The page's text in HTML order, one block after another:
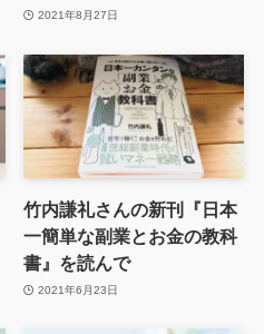
2021年8月27日
竹内謙礼さんの新刊『日本
一簡単な副業とお金の教科
書』を読んで
2021年6月23日